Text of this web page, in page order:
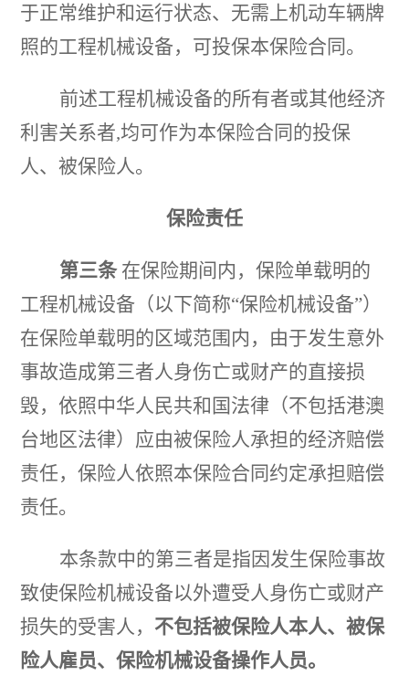
于正常维护和运行状态、无需上机动车辆牌
照的工程机械设备，可投保本保险合同。
前述工程机械设备的所有者或其他经济
利害关系者,均可作为本保险合同的投保
人、被保险人。
保险责任
第三条 在保险期间内，保险单载明的
工程机械设备（以下简称“保险机械设备”）
在保险单载明的区域范围 内，由于发生意外
事故造成第三者人身伤亡或财产的直接损
毁，依照中华人民共和国法律（不包括港澳
台地区法律）应由被保险人承担的经济赔偿
责任，保险人依照本保险合同约定承担赔偿
责任。
本条款中的第三者是指因发生保险事故
致使保险机械设备以外遭受人身伤亡或财产
损失的受害人， 不包括被保险人本人、被保
险人雇员、保险机械设备操作人员。